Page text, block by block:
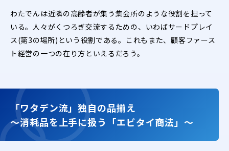
わたでんは近隣の高齢者が集う集会所のような役割を担って
いる。人々がくつろぎ交流するための、いわばサードプレイ
ス(第3の場所)という役割である。これもまた、顧客ファース
ト経営の一つの在り方といえるだろう。
「ワタデン流」独自の品揃え
〜消耗品を上手に扱う「エビタイ商法」〜